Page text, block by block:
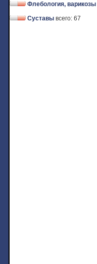
Флебология, варикозы
Суставы всего: 67